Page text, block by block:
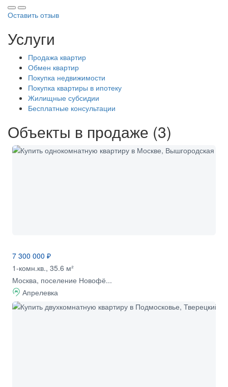
Оставить отзыв
Услуги
Продажа квартир
Обмен квартир
Покупка недвижимости
Покупка квартиры в ипотеку
Жилищные субсидии
Бесплатные консультации
Объекты в продаже (3)
7 300 000 ₽
1-комн.кв., 35.6 м²
Москва, поселение Новофё...
Апрелевка